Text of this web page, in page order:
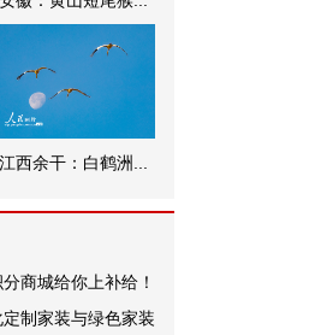
江西余干：白鹤洲...
商城给你上补给！
制家装与绿色家装